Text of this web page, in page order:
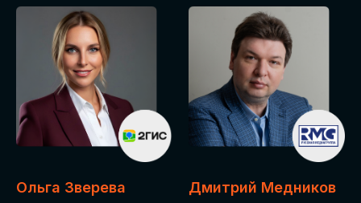
Ольга Зверева Дмитрий Медников